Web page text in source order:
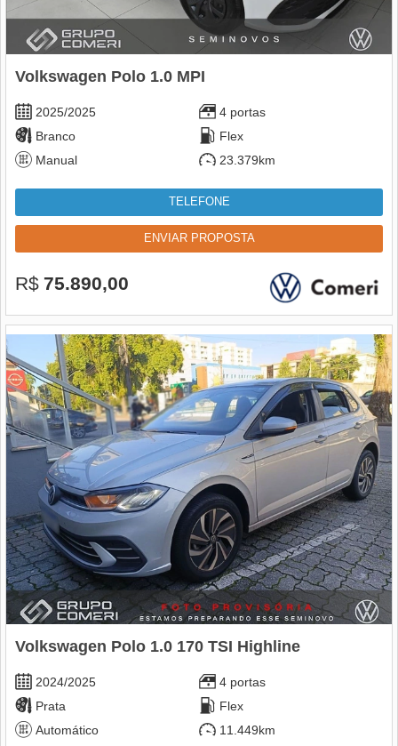
Volkswagen Polo 1.0 MPI
2025/2025
4 portas
Branco
Flex
Manual
23.379km
TELEFONE
ENVIAR PROPOSTA
R$ 75.890,00
Volkswagen Polo 1.0 170 TSI Highline
2024/2025
4 portas
Prata
Flex
Automático
11.449km